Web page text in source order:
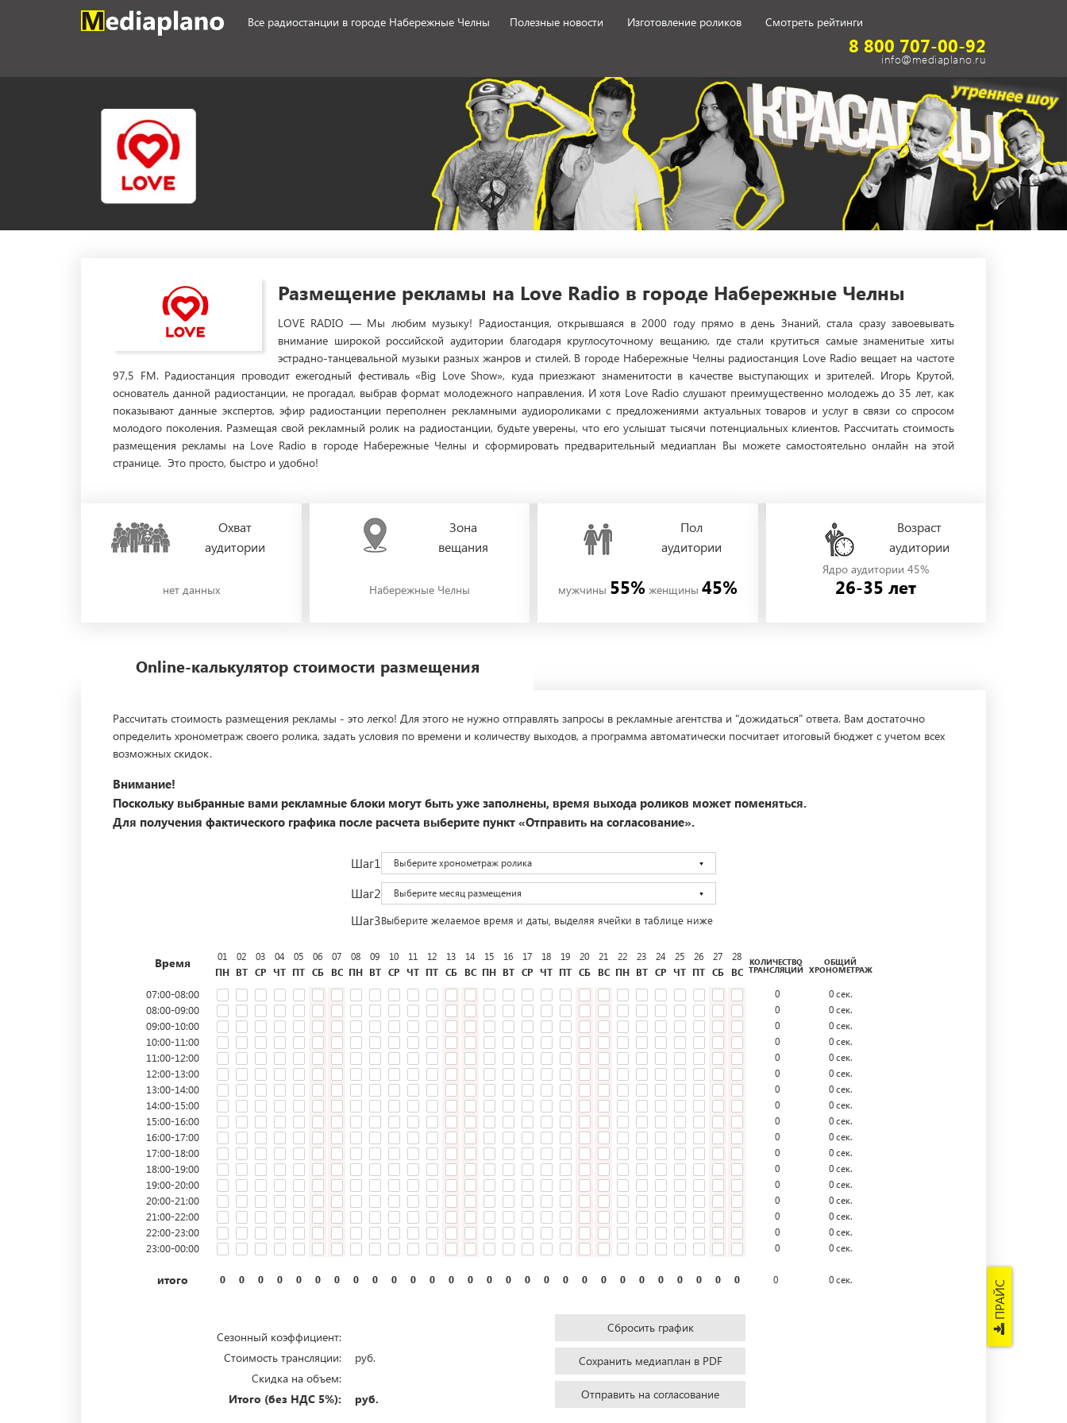
Все радиостанции в городе Набережные Челны Полезные новости Изготовление роликов Смотреть рейтинги
8 800 707-00-92
info@mediaplano.ru
Размещение рекламы на Love Radio в городе Набережные Челны
LOVE RADIO — Мы любим музыку! Радиостанция, открывшаяся в 2000 году прямо в день Знаний, стала сразу завоевывать
внимание широкой российской аудитории благодаря круглосуточному вещанию, где стали крутиться самые знаменитые хиты
эстрадно-танцевальной музыки разных жанров и стилей. В городе Набережные Челны радиостанция Love Radio вещает на частоте
97,5 FM. Радиостанция проводит ежегодный фестиваль «Big Love Show», куда приезжают знаменитости в качестве выступающих и зрителей. Игорь Крутой,
основатель данной радиостанции, не прогадал, выбрав формат молодежного направления. И хотя Love Radio слушают преимущественно молодежь до 35 лет, как
показывают данные экспертов, эфир радиостанции переполнен рекламными аудиороликами с предложениями актуальных товаров и услуг в связи со спросом
молодого поколения. Размещая свой рекламный ролик на радиостанции, будьте уверены, что его услышат тысячи потенциальных клиентов. Рассчитать стоимость
размещения рекламы на Love Radio в городе Набережные Челны и сформировать предварительный медиаплан Вы можете самостоятельно онлайн на этой
странице. Это просто, быстро и удобно!
Охват
аудитории
нет данных
Зона
вещания
Набережные Челны
Пол
аудитории
мужчины 55% женщины 45%
Возраст
аудитории
Ядро аудитории 45%
26-35 лет
ПРАЙС
Online-калькулятор стоимости размещения
Рассчитать стоимость размещения рекламы - это легко! Для этого не нужно отправлять запросы в рекламные агентства и "дожидаться" ответа. Вам достаточно
определить хронометраж своего ролика, задать условия по времени и количеству выходов, а программа автоматически посчитает итоговый бюджет с учетом всех
возможных скидок.
Внимание!
Поскольку выбранные вами рекламные блоки могут быть уже заполнены, время выхода роликов может поменяться.
Для получения фактического графика после расчета выберите пункт «Отправить на согласование».
Шаг1 Выберите хронометраж ролика
Шаг2 Выберите месяц размещения
Шаг3Выберите желаемое время и даты, выделяя ячейки в таблице ниже
Время
01
ПН
02
ВТ
03
СР
04
ЧТ
05
ПТ
06
СБ
07
ВС
08
ПН
09
ВТ
10
СР
11
ЧТ
12
ПТ
13
СБ
14
ВС
15
ПН
16
ВТ
17
СР
18
ЧТ
19
ПТ
20
СБ
21
ВС
22
ПН
23
ВТ
24
СР
25
ЧТ
26
ПТ
27
СБ
28
ВС
КОЛИЧЕСТВО
ТРАНСЛЯЦИЙ
ОБЩИЙ
ХРОНОМЕТРАЖ
07:00-08:00 0 0сек.
08:00-09:00 0 0сек.
09:00-10:00 0 0сек.
10:00-11:00 0 0сек.
11:00-12:00 0 0сек.
12:00-13:00 0 0сек.
13:00-14:00 0 0сек.
14:00-15:00 0 0сек.
15:00-16:00 0 0сек.
16:00-17:00 0 0сек.
17:00-18:00 0 0сек.
18:00-19:00 0 0сек.
19:00-20:00 0 0сек.
20:00-21:00 0 0сек.
21:00-22:00 0 0сек.
22:00-23:00 0 0сек.
23:00-00:00 0 0сек.
итого 0 0 0 0 0 0 0 0 0 0 0 0 0 0 0 0 0 0 0 0 0 0 0 0 0 0 0 0 0 0сек.
Сезонный коэффициент:
Стоимость трансляции:
руб.
Скидка на объем:
Итого (без НДС 5%):
руб.
Сбросить график
Сохранить медиаплан в PDF
Отправить на согласование